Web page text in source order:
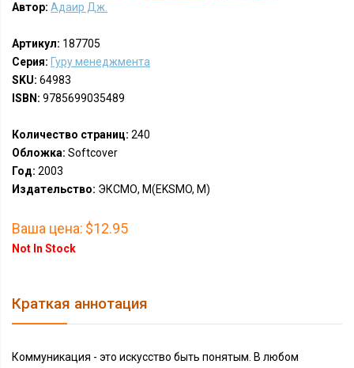
Автор: Адаир Дж.
Артикул: 187705
Серия: Гуру менеджмента
SKU: 64983
ISBN: 9785699035489
Количество страниц: 240
Обложка: Softcover
Год: 2003
Издательство: ЭКСМО, М(EKSMO, M)
Ваша цена: $12.95
Not In Stock
Краткая аннотация
Коммуникация - это искусство быть понятым. В любом